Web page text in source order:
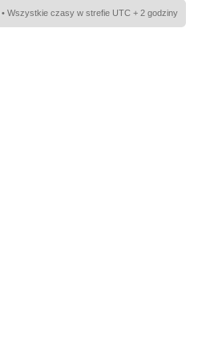
• Wszystkie czasy w strefie UTC + 2 godziny